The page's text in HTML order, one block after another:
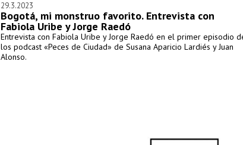
29.3.2023
Bogotá, mi monstruo favorito. Entrevista con
Fabiola Uribe y Jorge Raedó
Entrevista con Fabiola Uribe y Jorge Raedó en el primer episodio
los podcast «Peces de Ciudad» de Susana Aparicio Lardiés y Juan
Alonso.